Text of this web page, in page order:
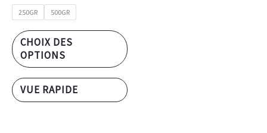
250GR 500GR
CHOIX DES
OPTIONS
VUE RAPIDE